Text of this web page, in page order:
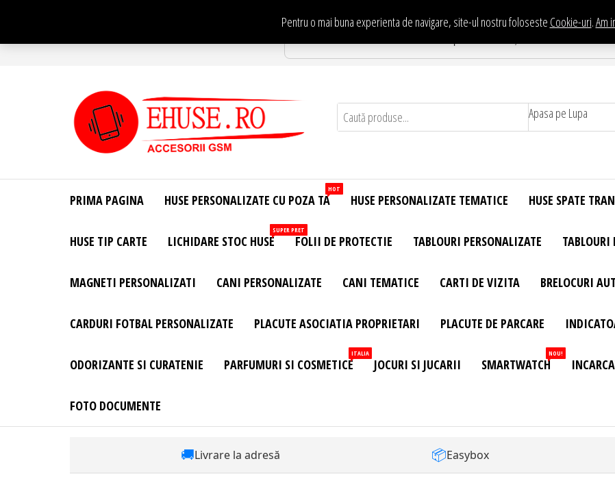
conținut
Pentru o mai buna experienta de navigare, site-ul nostru foloseste Cookie-uri.Am
Te asteptam in Showroom eHuse.ro
Site Oficial .
Huse
Personalizate
Huse
Personalizate
Telefon –
– Accesorii
Apasa pe Lupa
PRIMA PAGINA HUSE PERSONALIZATE CU POZA TA
HOT
HUSE PERSONALIZATE TEMATICE HUSE SPATE
HUSE TIP CARTE LICHIDARE STOC HUSE
SUPER PRET
FOLII DE PROTECTIE TABLOURI PERSONALIZATE TABLOURI
MAGNETI PERSONALIZATI CANI PERSONALIZATE CANI TEMATICE CARTI DE VIZITA BRELOCURI
CARDURI FOTBAL PERSONALIZATE PLACUTE ASOCIATIA PROPRIETARI PLACUTE DE PARCARE
ODORIZANTE SI CURATENIE PARFUMURI SI COSMETICE
ITALIA
JOCURI SI JUCARII SMARTWATCH
NOU!
FOTO DOCUMENTE
🚚Livrare la adresă 📦Easybox